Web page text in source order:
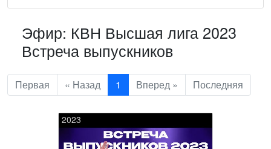
Эфир: КВН Высшая лига 2023
Встреча выпускников
Первая « Назад 1 Вперед » Последняя
2023